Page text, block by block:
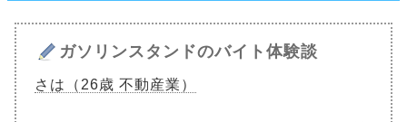
ガソリンスタンドのバイト体験談
さは（26歳 不動産業）